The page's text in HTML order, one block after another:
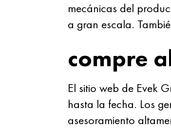
mecánicas del
a gran escala.
compre
El sitio web de Evek
hasta la fecha. Los
asesoramiento